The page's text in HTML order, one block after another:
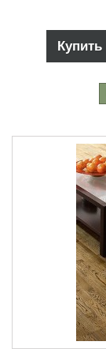
Купить